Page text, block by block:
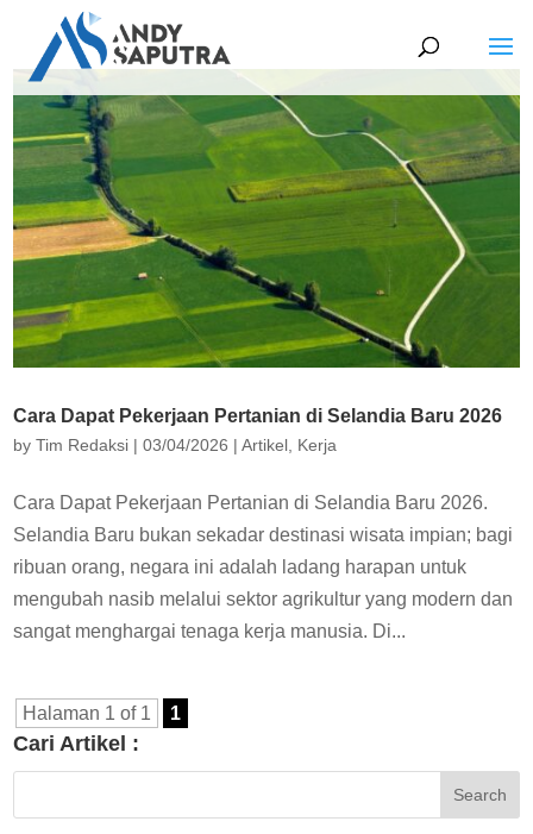
Cara Dapat Pekerjaan Pertanian di Selandia Baru 2026
byTim Redaksi |03/04/2026 |Artikel Kerja
Cara Dapat Pekerjaan Pertanian di Selandia Baru 2026.
Selandia Baru bukan sekadar destinasi wisata impian; bagi
ribuan orang, negara ini adalah ladang harapan untuk
mengubah nasib melalui sektor agrikultur yang modern dan
sangat menghargai tenaga kerja manusia. Di...
Halaman 1 of 1 1
Cari Artikel :